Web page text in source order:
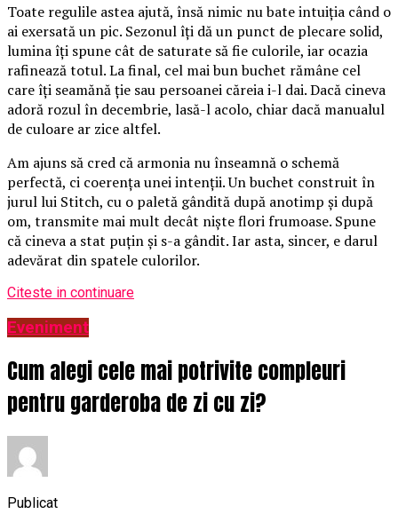
Toate regulile astea ajută, însă nimic nu bate intuiția când o
ai exersată un pic. Sezonul îți dă un punct de plecare solid,
lumina îți spune cât de saturate să fie culorile, iar ocazia
rafinează totul. La final, cel mai bun buchet rămâne cel
care îți seamănă ție sau persoanei căreia i-l dai. Dacă cineva
adoră rozul în decembrie, lasă-l acolo, chiar dacă manualul
de culoare ar zice altfel.
Am ajuns să cred că armonia nu înseamnă o schemă
perfectă, ci coerența unei intenții. Un buchet construit în
jurul lui Stitch, cu o paletă gândită după anotimp și după
om, transmite mai mult decât niște flori frumoase. Spune
că cineva a stat puțin și s-a gândit. Iar asta, sincer, e darul
adevărat din spatele culorilor.
Citeste in continuare
Eveniment
Cum alegi cele mai potrivite compleuri
pentru garderoba de zi cu zi?
Publicat